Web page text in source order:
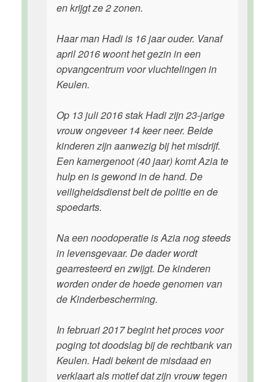
en krijgt ze 2 zonen.
Haar man Hadi is 16 jaar ouder. Vanaf
april 2016 woont het gezin in een
opvangcentrum voor vluchtelingen in
Keulen.
Op 13 juli 2016 stak Hadi zijn 23-jarige
vrouw ongeveer 14 keer neer. Beide
kinderen zijn aanwezig bij het misdrijf.
Een kamergenoot (40 jaar) komt Azia te
hulp en is gewond in de hand. De
veiligheidsdienst belt de politie en de
spoedarts.
Na een noodoperatie is Azia nog steeds
in levensgevaar. De dader wordt
gearresteerd en zwijgt. De kinderen
worden onder de hoede genomen van
de Kinderbescherming.
In februari 2017 begint het proces voor
poging tot doodslag bij de rechtbank van
Keulen. Hadi bekent de misdaad en
verklaart als motief dat zijn vrouw tegen